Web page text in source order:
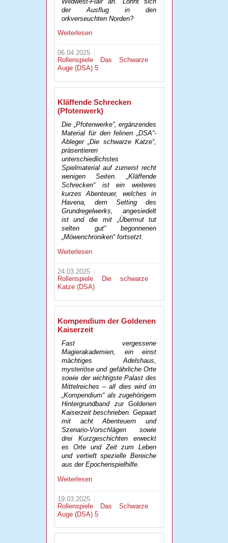
der Ausflug in den
orkverseuchten Norden?
Weiterlesen
06.04.2025
Rollenspiele
Das Schwarze
Auge (DSA) 5
Kläffende Schrecken
(Pfotenwerk)
Die „Pfotenwerke“, ergänzendes
Material für den felinen „DSA“-
Ableger „Die schwarze Katze“,
präsentieren
unterschiedlichstes
Spielmaterial auf zumeist recht
wenigen Seiten. „Kläffende
Schrecken“ ist ein weiteres
kurzes Abenteuer, welches in
Havena, dem Setting des
Grundregelwerks, angesiedelt
ist und die mit „Übermut tut
selten gut“ begonnenen
„Möwenchroniken“ fortsetzt.
Weiterlesen
24.03.2025
Rollenspiele
Die schwarze
Katze (DSA)
Kompendium der Goldenen
Kaiserzeit
Fast vergessene
Magierakademien, ein einst
mächtiges Adelshaus,
mysteriöse und gefährliche Orte
sowie der wichtigste Palast des
Mittelreiches – all dies wird im
„Kompendium“ als zugehörigem
Hintergrundband zur Goldenen
Kaiserzeit beschrieben. Gepaart
mit acht Abenteuern und
Szenario-Vorschlägen sowie
drei Kurzgeschichten erweckt
es Orte und Zeit zum Leben
und vertieft spezielle Bereiche
aus der Epochenspielhilfe.
Weiterlesen
19.03.2025
Rollenspiele Das Schwarze
Auge (DSA) 5